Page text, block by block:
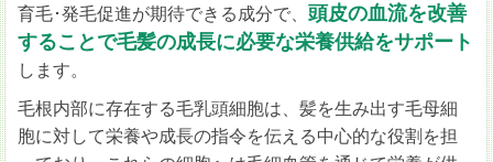
育毛･発毛促進が期待できる成分で、頭皮の血流を改善
することで毛髪の成長に必要な栄養供給をサポート
します。
毛根内部に存在する毛乳頭細胞は、髪を生み出す毛母細
胞に対して栄養や成長の指令を伝える中心的な役割を担